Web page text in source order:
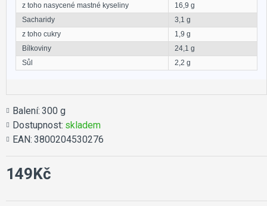
z toho nasycené mastné kyseliny
16,9 g
Sacharidy
3,1 g
z toho cukry
1,9 g
Bílkoviny
24,1 g
Sůl
2,2 g
Balení: 300 g
Dostupnost: skladem
EAN: 3800204530276
149Kč